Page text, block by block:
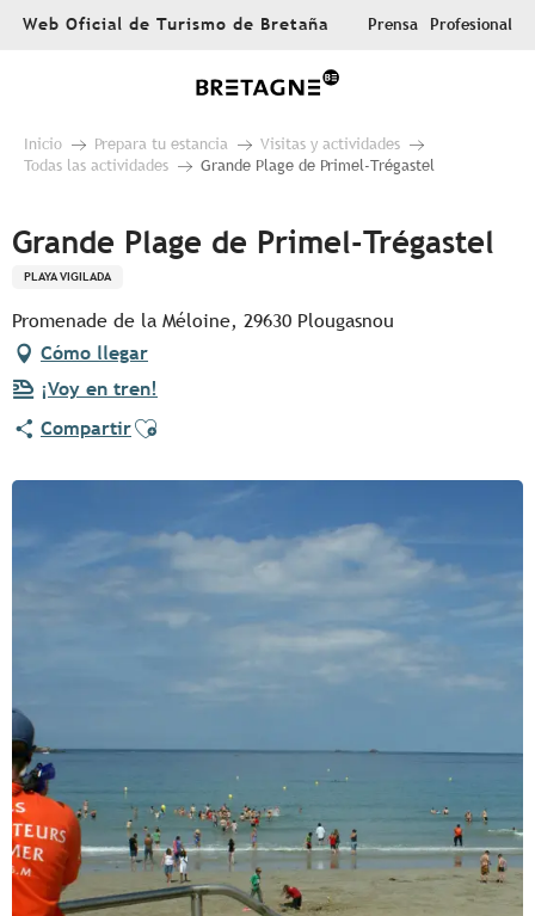
AllerWeb Oficial de Turismo de Bretaña Prensa Profesional
Inicio Prepara tu estancia
Visitas y actividades
Todas las actividades
Grande Plage de Primel-Trégastel
Grande Plage de Primel-Trégastel
PLAYA VIGILADA
Promenade de la Méloine, 29630 Plougasnou
Cómo llegar
¡Voy en tren!
CompartirAjouter aux favoris